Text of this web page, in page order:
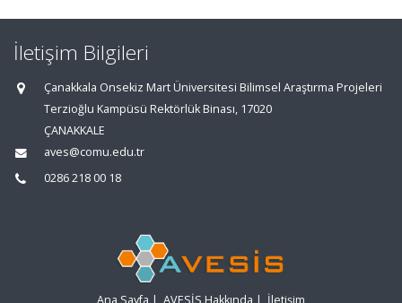
İletişim Bilgileri
Çanakkala Onsekiz Mart Üniversitesi Bilimsel Araştırma Projeleri
Terzioğlu Kampüsü Rektörlük Binası, 17020
ÇANAKKALE
aves@comu.edu.tr
0286 218 00 18
Ana Sayfa | AVESİS Hakkında | İletişim